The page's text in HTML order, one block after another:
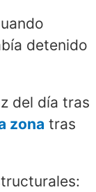
detenido
del día tras
zona tras